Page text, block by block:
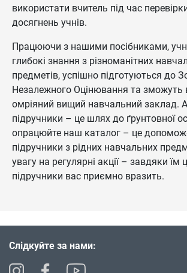
використати вчитель під час
досягнень учнів.
Працюючи з нашими посібниками,
глибокі знання з різноманітних
предметів, успішно підготуються до
Незалежного Оцінювання та зможуть
омріяний вищий навчальний заклад.
підручники – це шлях до ґрунтовної
опрацюйте наш каталог – це
підручники з рідних навчальних
увагу на регулярні акції – завдяки їм
підручники вас приємно вразить.
Слідкуйте за нами: